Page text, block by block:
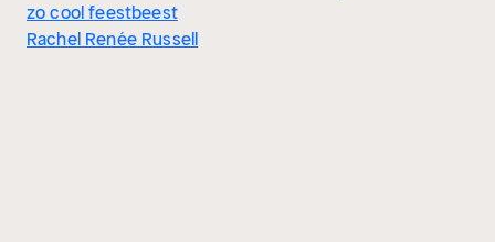
zo cool feestbeest
Rachel Renée Russell